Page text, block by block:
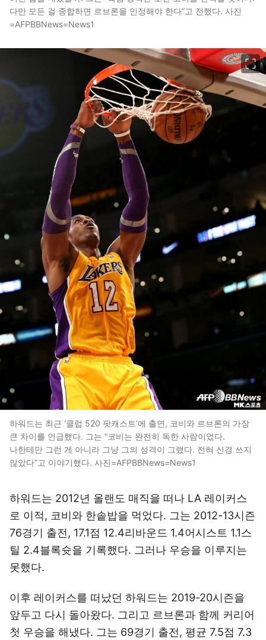
다만 모든 걸 종합하면 르브론을 인정해야 한다”고 전했다. 사진
=AFPBBNews=News1
하워드는 최근 ‘클럽 520 팟캐스트’에 출연, 코비와 르브론의 가장
큰 차이를 언급했다. 그는 “코비는 완전히 독한 사람이었다.
나한테만 그런 게 아니라 그냥 그의 성격이 그랬다. 전혀 신경 쓰지
않았다”고 이야기했다. 사진=AFPBBNews=News1
하워드는 2012년 올랜도 매직을 떠나 LA 레이커스
로 이적, 코비와 한솥밥을 먹었다. 그는 2012-13시즌
76경기 출전, 17.1점 12.4리바운드 1.4어시스트 1.1스
틸 2.4블록슛을 기록했다. 그러나 우승을 이루지는
못했다.
이후 레이커스를 떠났던 하워드는 2019-20시즌을
앞두고 다시 돌아왔다. 그리고 르브론과 함께 커리어
첫 우승을 해냈다. 그는 69경기 출전, 평균 7.5점 7.3